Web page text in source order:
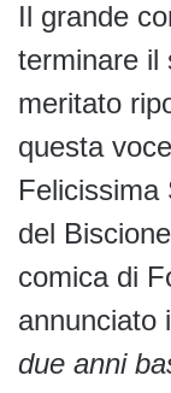
Il grande
terminare il
meritato
questa
Felicissima
del
comica di
annunciato
due anni